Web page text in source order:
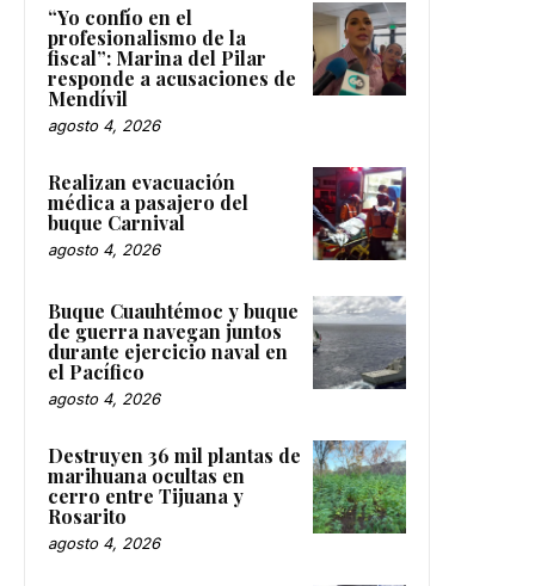
“Yo confío en el
profesionalismo de la
fiscal”: Marina del Pilar
responde a acusaciones de
Mendívil
agosto 4, 2026
Realizan evacuación
médica a pasajero del
buque Carnival
agosto 4, 2026
Buque Cuauhtémoc y buque
de guerra navegan juntos
durante ejercicio naval en
el Pacífico
agosto 4, 2026
Destruyen 36 mil plantas de
marihuana ocultas en
cerro entre Tijuana y
Rosarito
agosto 4, 2026